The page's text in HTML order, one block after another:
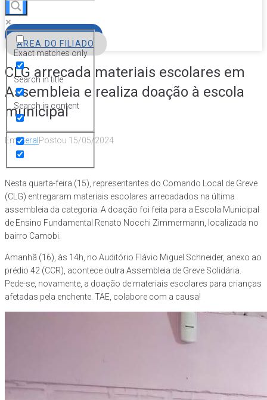
Exact matches only
Search in title
Search in content
ÁREA DO FILIADO
CLG arrecada materiais escolares em
Assembleia e realiza doação à escola
municipal
EmGeral Postou 15/05/2024
Nesta quarta-feira (15), representantes do Comando Local de Greve
(CLG) entregaram materiais escolares arrecadados na última
assembleia da categoria. A doação foi feita para a Escola Municipal
de Ensino Fundamental Renato Nocchi Zimmermann, localizada no
bairro Camobi.
Amanhã (16), às 14h, no Auditório Flávio Miguel Schneider, anexo ao
prédio 42 (CCR), acontece outra Assembleia de Greve Solidária.
Pede-se, novamente, a doação de materiais escolares para crianças
afetadas pela enchente. TAE, colabore com a causa!